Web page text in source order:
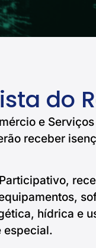
do
e
receber
hídrica e
especial.